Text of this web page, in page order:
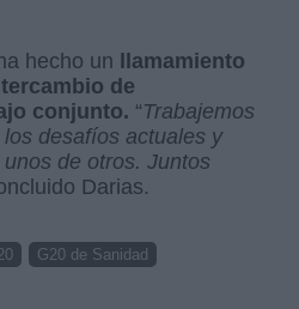
hecho un llamamiento
de
conjunto. “Trabajemos
desafíos actuales y
de otros. Juntos
Darias.
G20 de Sanidad